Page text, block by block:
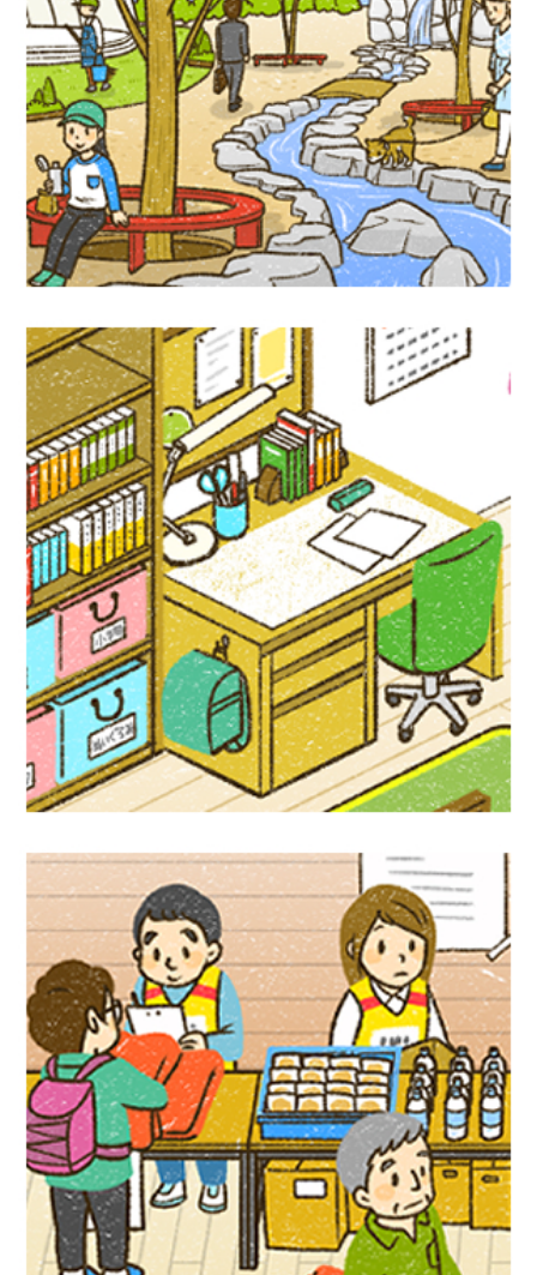
児童書イラスト『グリーンインフラって何
だろう？』PHP研究所
児童書イラスト『アクティブ！家庭科』偕
成社
児童書イラスト『アクティブ！家庭科』偕
成社